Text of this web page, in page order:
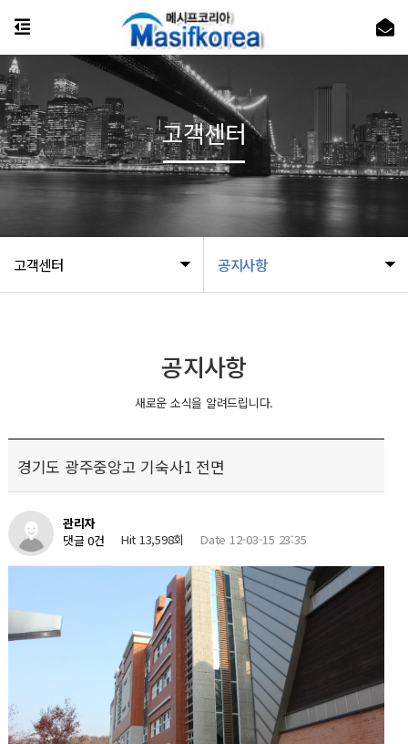
고객센터 공지사항
고객센터
공지사항
새로운 소식을 알려드립니다.
경기도 광주중앙고 기숙사1 전면
관리자
댓글 0건
Hit 13,598회 Date 12-03-15 23:35